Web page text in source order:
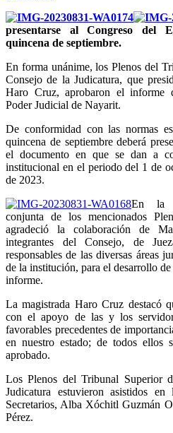
presentarse al Congreso del
quincena de septiembre.
En forma unánime, los Plenos del
Consejo de la Judicatura, que
Haro Cruz, aprobaron el informe
Poder Judicial de Nayarit.
De conformidad con las normas
quincena de septiembre deberá
el documento en que se dan a
institucional en el periodo del 1 de
de 2023.
En la
conjunta de los mencionados
agradeció la colaboración de
integrantes del Consejo, de
responsables de las diversas áreas
de la institución, para el desarrollo
informe.
La magistrada Haro Cruz destacó
con el apoyo de las y los
favorables precedentes de
en nuestro estado; de todos ellos
aprobado.
Los Plenos del Tribunal Superior
Judicatura estuvieron asistidos
Secretarios, Alba Xóchitl Guzmán
Pérez.